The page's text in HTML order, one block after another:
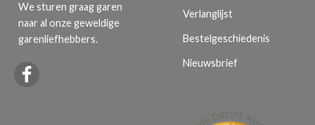
We sturen graag garen
naar al onze geweldige
garenliefhebbers.
Verlanglijst
Bestelgeschiedenis
Nieuwsbrief